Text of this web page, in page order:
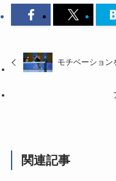
モチベーション
関連記事